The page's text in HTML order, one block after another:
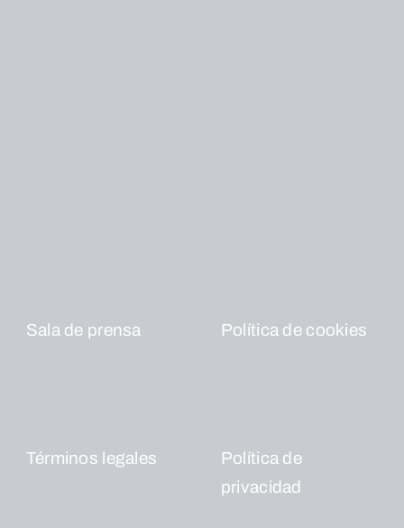
Sala de prensa
Términos legales
Política de cookies
Política de
privacidad